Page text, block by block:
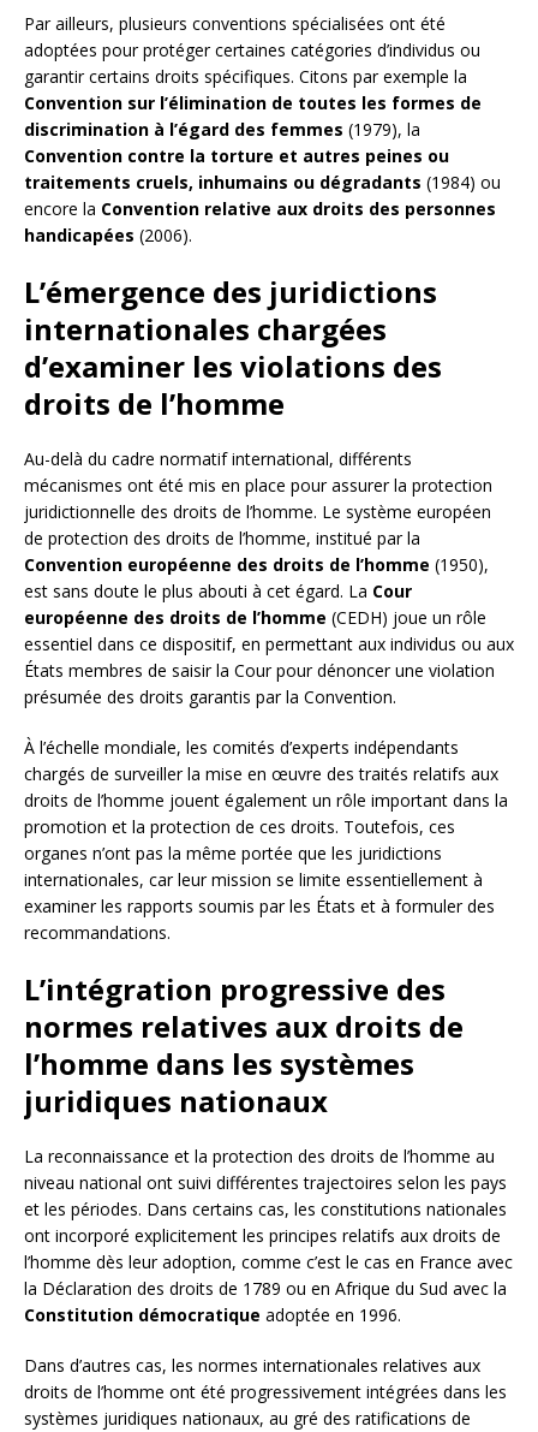
Par ailleurs, plusieurs conventions spécialisées ont été
adoptées pour protéger certaines catégories d’individus ou
garantir certains droits spécifiques. Citons par exemple la
Convention sur l’élimination de toutes les formes de
discrimination à l’égard des femmes (1979), la
Convention contre la torture et autres peines ou
traitements cruels, inhumains ou dégradants (1984) ou
encore la Convention relative aux droits des personnes
handicapées (2006).
L’émergence des juridictions
internationales chargées
d’examiner les violations des
droits de l’homme
Au-delà du cadre normatif international, différents
mécanismes ont été mis en place pour assurer la protection
juridictionnelle des droits de l’homme. Le système européen
de protection des droits de l’homme, institué par la
Convention européenne des droits de l’homme (1950),
est sans doute le plus abouti à cet égard. La Cour
européenne des droits de l’homme (CEDH) joue un rôle
essentiel dans ce dispositif, en permettant aux individus ou aux
États membres de saisir la Cour pour dénoncer une violation
présumée des droits garantis par la Convention.
À l’échelle mondiale, les comités d’experts indépendants
chargés de surveiller la mise en œuvre des traités relatifs aux
droits de l’homme jouent également un rôle important dans la
promotion et la protection de ces droits. Toutefois, ces
organes n’ont pas la même portée que les juridictions
internationales, car leur mission se limite essentiellement à
examiner les rapports soumis par les États et à formuler des
recommandations.
L’intégration progressive des
normes relatives aux droits de
l’homme dans les systèmes
juridiques nationaux
La reconnaissance et la protection des droits de l’homme au
niveau national ont suivi différentes trajectoires selon les pays
et les périodes. Dans certains cas, les constitutions nationales
ont incorporé explicitement les principes relatifs aux droits de
l’homme dès leur adoption, comme c’est le cas en France avec
la Déclaration des droits de 1789 ou en Afrique du Sud avec la
Constitution démocratique adoptée en 1996.
Dans d’autres cas, les normes internationales relatives aux
droits de l’homme ont été progressivement intégrées dans les
systèmes juridiques nationaux, au gré des ratifications de